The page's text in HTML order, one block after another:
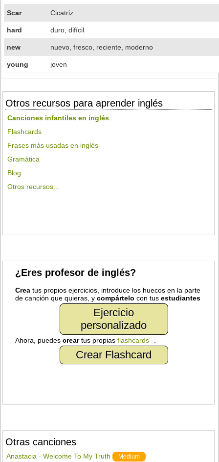
Scar Cicatriz
hard duro, difícil
new nuevo, fresco, reciente, moderno
young joven
Otros recursos para aprender inglés
Canciones infantiles en inglés
Flashcards
Frases más usadas en inglés
Gramática
Blog
Otros recursos...
¿Eres profesor de inglés?
Crea tus propios ejercicios, introduce los huecos en la parte
de canción que quieras, ycompártelo con tusestudiantes
Ejercicio
personalizado
Ahora, puedescreartus propiasflashcards
Crear Flashcard
Otras canciones
Anastacia - Welcome To My Truth Medium